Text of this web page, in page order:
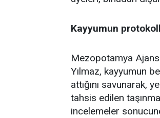
Kayyumun
Mezopotamya
Yılmaz, kayyumun
attığını savunarak,
tahsis edilen
incelemeler